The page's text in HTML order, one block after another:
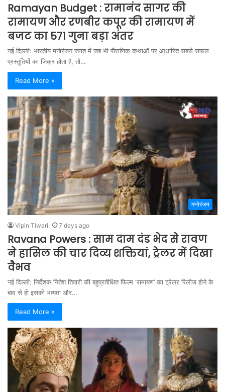
Ramayan Budget : रामानंद सागर की
रामायण और रणबीर कपूर की रामायण में
बजट का 571 गुना बड़ा अंतर
नई दिल्ली: भारतीय मनोरंजन जगत में जब भी पौराणिक कथाओं पर आधारित सबसे सफल
प्रस्तुतियों का जिक्र होता है, तो…
Read More »
मनोरंजन
Vipin Tiwari 7 days ago
Ravana Powers : साम दाम दंड भेद से रावण
ने हासिल की चार दिव्य शक्तियां, ट्रेलर में दिखा
वैभव
नई दिल्ली: निर्देशक नितेश तिवारी की बहुप्रतीक्षित फिल्म ‘रामायण’ का ट्रेलर रिलीज होने के
बाद से ही इसकी भव्यता और…
Read More »